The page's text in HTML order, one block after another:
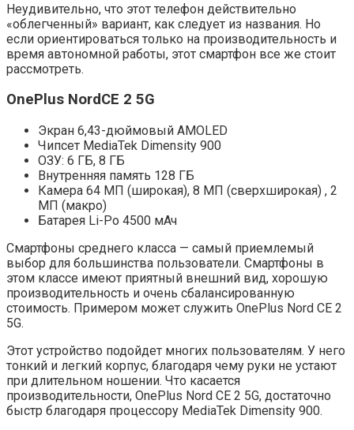
Неудивительно, что этот телефон действительно
«облегченный» вариант, как следует из названия. Но
если ориентироваться только на производительность и
время автономной работы, этот смартфон все же стоит
рассмотреть.
OnePlus NordCE 2 5G
Экран 6,43-дюймовый AMOLED
Чипсет MediaTek Dimensity 900
ОЗУ: 6 ГБ, 8 ГБ
Внутренняя память 128 ГБ
Камера 64 МП (широкая), 8 МП (сверхширокая) , 2
МП (макро)
Батарея Li-Po 4500 мАч
Смартфоны среднего класса — самый приемлемый
выбор для большинства пользователи. Смартфоны в
этом классе имеют приятный внешний вид, хорошую
производительность и очень сбалансированную
стоимость. Примером может служить OnePlus Nord CE 2
5G.
Этот устройство подойдет многих пользователям. У него
тонкий и легкий корпус, благодаря чему руки не устают
при длительном ношении. Что касается
производительности, OnePlus Nord CE 2 5G, достаточно
быстр благодаря процессору MediaTek Dimensity 900.